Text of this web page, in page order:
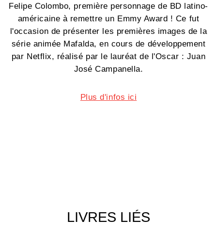
Felipe Colombo, première personnage de BD latino-
américaine à remettre un Emmy Award ! Ce fut
l'occasion de présenter les premières images de la
série animée Mafalda, en cours de développement
par Netflix, réalisé par le lauréat de l'Oscar : Juan
José Campanella.
Plus d'infos ici
LIVRES LIÉS